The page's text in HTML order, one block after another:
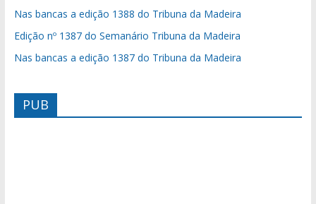
Nas bancas a edição 1388 do Tribuna da Madeira
Edição nº 1387 do Semanário Tribuna da Madeira
Nas bancas a edição 1387 do Tribuna da Madeira
PUB